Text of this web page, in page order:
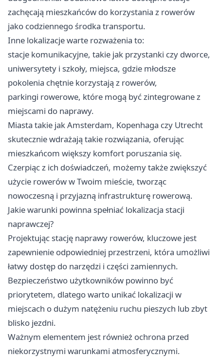
zachęcają mieszkańców do korzystania z rowerów
jako codziennego środka transportu.
Inne lokalizacje warte rozważenia to:
stacje komunikacyjne, takie jak przystanki czy dworce,
uniwersytety i szkoły, miejsca, gdzie młodsze
pokolenia chętnie korzystają z rowerów,
parkingi rowerowe, które mogą być zintegrowane z
miejscami do naprawy.
Miasta takie jak Amsterdam, Kopenhaga czy Utrecht
skutecznie wdrażają takie rozwiązania, oferując
mieszkańcom większy komfort poruszania się.
Czerpiąc z ich doświadczeń, możemy także zwiększyć
użycie rowerów w Twoim mieście, tworząc
nowoczesną i przyjazną infrastrukturę rowerową.
Jakie warunki powinna spełniać lokalizacja stacji
naprawczej?
Projektując stację naprawy rowerów, kluczowe jest
zapewnienie odpowiedniej przestrzeni, która umożliwi
łatwy dostęp do narzędzi i części zamiennych.
Bezpieczeństwo użytkowników powinno być
priorytetem, dlatego warto unikać lokalizacji w
miejscach o dużym natężeniu ruchu pieszych lub zbyt
blisko jezdni.
Ważnym elementem jest również ochrona przed
niekorzystnymi warunkami atmosferycznymi.